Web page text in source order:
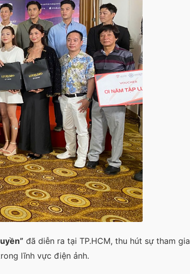
đã diễn ra tại TP.HCM, thu hút sự tham gia
lĩnh vực điện ảnh.